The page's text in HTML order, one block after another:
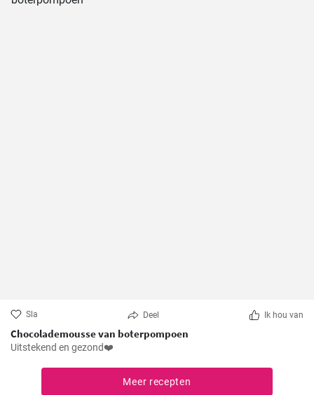
Sla Deel Ik hou van
Chocolademousse van boterpompoen
Uitstekend en gezond❤️
Meer recepten